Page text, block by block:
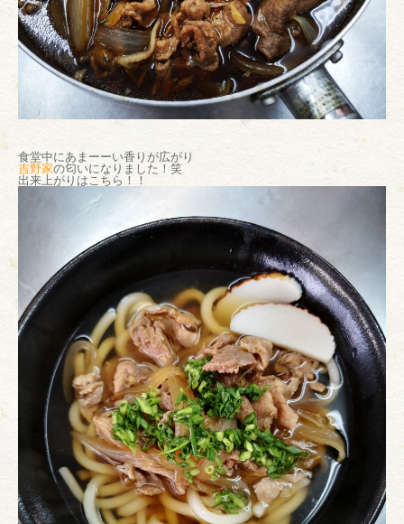
食堂中にあまーーい香りが広がり
吉野家の匂いになりました！笑
出来上がりはこちら！！